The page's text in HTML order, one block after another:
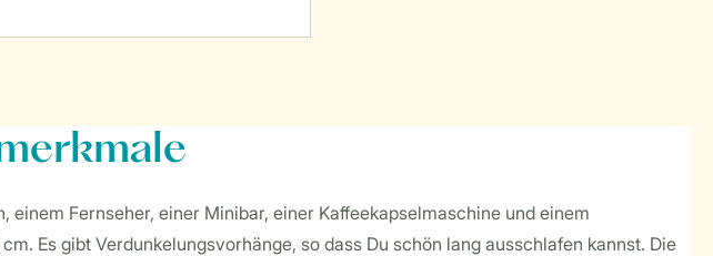
Fernseher, einer Minibar, einer Kaffeekapselmaschine und einem
Es gibt Verdunkelungsvorhänge, so dass Du schön lang ausschlafen kannst. Die